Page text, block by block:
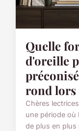
Quelle
d'oreille
rond lors
Chères
une période où
de plus en